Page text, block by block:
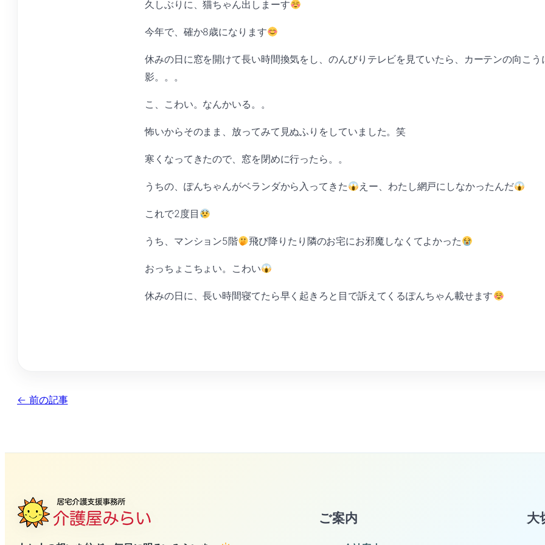
久しぶりに、猫ちゃん出しまーす
今年で、確か8歳になります
休みの日に窓を開けて長い時間換気をし、のんびりテレビを見ていたら、カーテンの向こう
影。。。
こ、こわい。なんかいる。。
怖いからそのまま、放ってみて見ぬふりをしていました。笑
寒くなってきたので、窓を閉めに行ったら。。
うちの、ぽんちゃんがベランダから入ってきた えー、わたし網戸にしなかったんだ
これで2度目
うち、マンション5階 飛び降りたり隣のお宅にお邪魔しなくてよかった
おっちょこちょい。こわい
休みの日に、長い時間寝てたら早く起きろと目で訴えてくるぽんちゃん載せます
← 前の記事
ご案内 大